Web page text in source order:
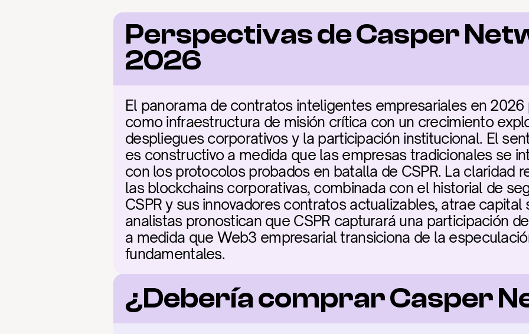
Perspectivas de Casper
2026
El panorama de contratos inteligentes empresariales en 2026
como infraestructura de misión crítica con un crecimiento
despliegues corporativos y la participación institucional. El
es constructivo a medida que las empresas tradicionales se
con los protocolos probados en batalla de CSPR. La claridad
las blockchains corporativas, combinada con el historial de
CSPR y sus innovadores contratos actualizables, atrae capital
analistas pronostican que CSPR capturará una participación
a medida que Web3 empresarial transiciona de la
fundamentales.
¿Debería comprar Casper